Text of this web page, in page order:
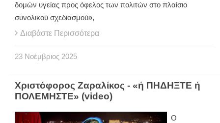
δομών υγείας προς όφελος των πολιτών στο πλαίσιο
συνολικού σχεδιασμού»,
Διαβάστε Περισσότερα
23 Νοέμβριος 2025
Χριστόφορος Ζαραλίκος - «ή ΠΗΔΗΞΤΕ ή
ΠΟΛΕΜΗΣΤΕ» (video)
Ο